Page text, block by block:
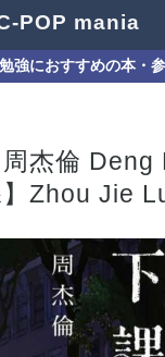
POP mania
強におすすめの本・
杰倫 Deng
Zhou Jie